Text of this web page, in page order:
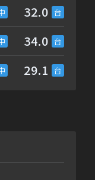
32.0
34.0
29.1